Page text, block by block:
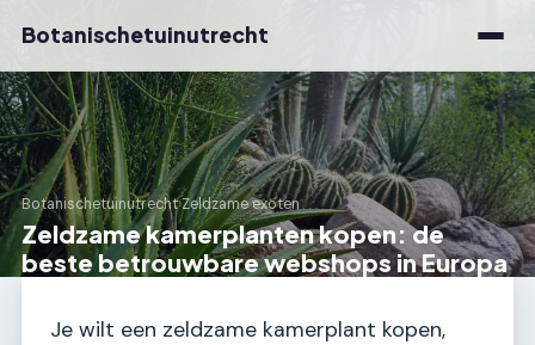
Botanischetuinutrecht
Botanischetuinutrecht›Zeldzame exoten
Zeldzame kamerplanten kopen: de
beste betrouwbare webshops in Europa
Je wilt een zeldzame kamerplant kopen,